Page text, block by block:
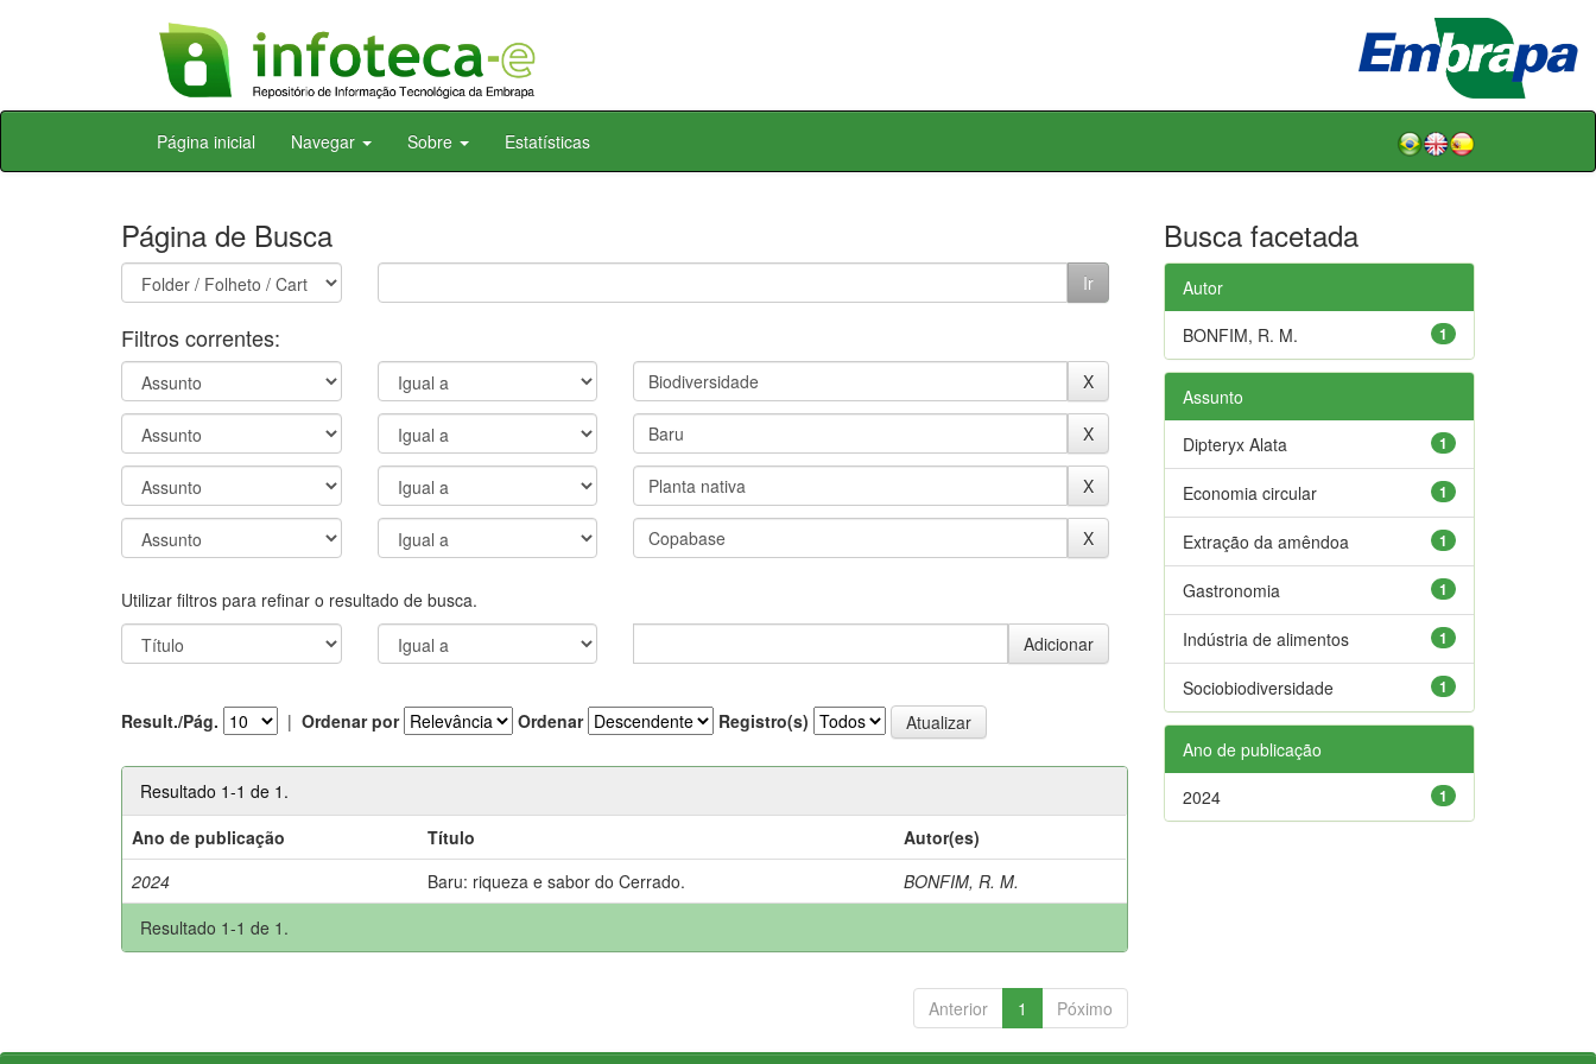
Skip
Página inicial Navegar Sobre Estatísticas
Página de Busca
Filtros correntes:
Utilizar filtros para refinar o resultado de busca.
Result./Pág. | Ordenar por Ordenar Registro(s)
Resultado 1-1 de 1.
Ano de publicação
Título
Autor(es)
2024
Baru: riqueza e sabor do Cerrado.
BONFIM, R. M.
Resultado 1-1 de 1.
Anterior 1 Póximo
Busca facetada
Autor
1
BONFIM, R. M.
Assunto
1
Dipteryx Alata
1
Economia circular
1
Extração da amêndoa
1
Gastronomia
1
Indústria de alimentos
1
Sociobiodiversidade
Ano de publicação
1
2024